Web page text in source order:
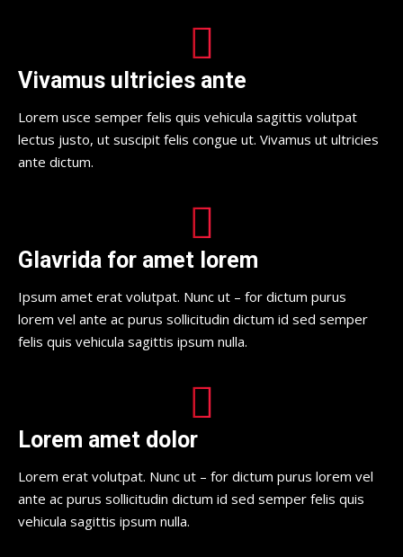
Vivamus ultricies ante
Lorem usce semper felis quis vehicula sagittis volutpat
lectus justo, ut suscipit felis congue ut. Vivamus ut ultricies
ante dictum.
Glavrida for amet lorem
Ipsum amet erat volutpat. Nunc ut – for dictum purus
lorem vel ante ac purus sollicitudin dictum id sed semper
felis quis vehicula sagittis ipsum nulla.
Lorem amet dolor
Lorem erat volutpat. Nunc ut – for dictum purus lorem vel
ante ac purus sollicitudin dictum id sed semper felis quis
vehicula sagittis ipsum nulla.